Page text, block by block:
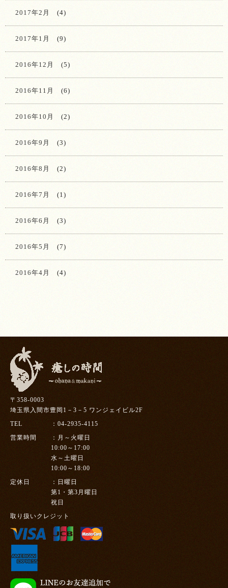
2017年2月 (4)
2017年1月 (9)
2016年12月 (5)
2016年11月 (6)
2016年10月 (2)
2016年9月 (3)
2016年8月 (2)
2016年7月 (1)
2016年6月 (3)
2016年5月 (7)
2016年4月 (4)
〒358-0003
埼玉県入間市豊岡1－3－5 ワンジェイビル2F
TEL
04-2935-4115
営業時間
月～火曜日
10:00～17:00
水～土曜日
10:00～18:00
定休日
日曜日
第1・第3月曜日
祝日
取り扱いクレジット